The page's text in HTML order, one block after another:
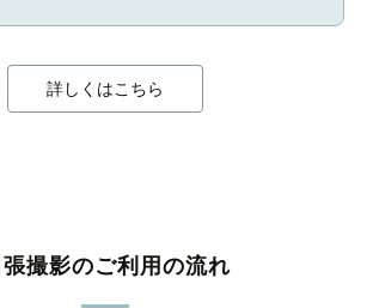
詳しくはこちら
張撮影のご利用の流れ